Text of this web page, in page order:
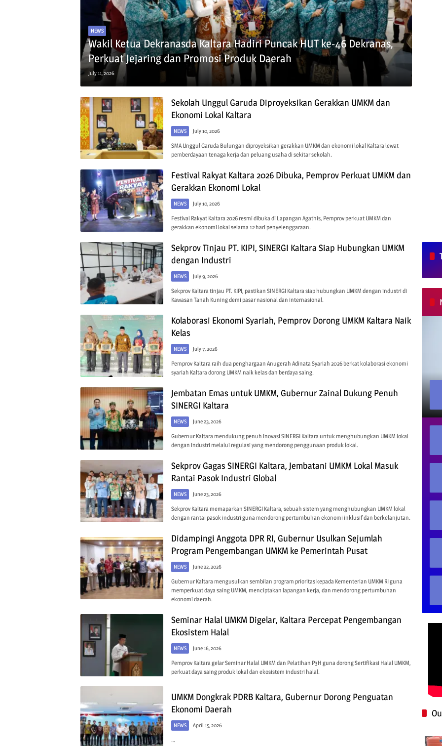
NEWS
Wakil Ketua Dekranasda Kaltara Hadiri Puncak HUT ke-46 Dekranas,
Perkuat Jejaring dan Promosi Produk Daerah
July 11, 2026
Sekolah Unggul Garuda Diproyeksikan Gerakkan UMKM dan
Ekonomi Lokal Kaltara
NEWS July 10, 2026
SMA Unggul Garuda Bulungan diproyeksikan gerakkan UMKM dan ekonomi lokal Kaltara lewat
pemberdayaan tenaga kerja dan peluang usaha di sekitar sekolah.
Festival Rakyat Kaltara 2026 Dibuka, Pemprov Perkuat UMKM dan
Gerakkan Ekonomi Lokal
NEWS July 10, 2026
Festival Rakyat Kaltara 2026 resmi dibuka di Lapangan Agathis, Pemprov perkuat UMKM dan
gerakkan ekonomi lokal selama 12 hari penyelenggaraan.
Sekprov Tinjau PT. KIPI, SINERGI Kaltara Siap Hubungkan UMKM
dengan Industri
NEWS July 9, 2026
Sekprov Kaltara tinjau PT. KIPI, pastikan SINERGI Kaltara siap hubungkan UMKM dengan industri di
Kawasan Tanah Kuning demi pasar nasional dan internasional.
Kolaborasi Ekonomi Syariah, Pemprov Dorong UMKM Kaltara Naik
Kelas
NEWS July 7, 2026
Pemprov Kaltara raih dua penghargaan Anugerah Adinata Syariah 2026 berkat kolaborasi ekonomi
syariah Kaltara dorong UMKM naik kelas dan berdaya saing.
Jembatan Emas untuk UMKM, Gubernur Zainal Dukung Penuh
SINERGI Kaltara
NEWS June 23, 2026
Gubernur Kaltara mendukung penuh inovasi SINERGI Kaltara untuk menghubungkan UMKM lokal
dengan industri melalui regulasi yang mendorong penggunaan produk lokal.
Sekprov Gagas SINERGI Kaltara, Jembatani UMKM Lokal Masuk
Rantai Pasok Industri Global
NEWS June 23, 2026
Sekprov Kaltara memaparkan SINERGI Kaltara, sebuah sistem yang menghubungkan UMKM lokal
dengan rantai pasok industri guna mendorong pertumbuhan ekonomi inklusif dan berkelanjutan.
Didampingi Anggota DPR RI, Gubernur Usulkan Sejumlah
Program Pengembangan UMKM ke Pemerintah Pusat
NEWS June 22, 2026
Gubernur Kaltara mengusulkan sembilan program prioritas kepada Kementerian UMKM RI guna
memperkuat daya saing UMKM, menciptakan lapangan kerja, dan mendorong pertumbuhan
ekonomi daerah.
Seminar Halal UMKM Digelar, Kaltara Percepat Pengembangan
Ekosistem Halal
NEWS June 16, 2026
Pemprov Kaltara gelar Seminar Halal UMKM dan Pelatihan P3H guna dorong Sertifikasi Halal UMKM,
perkuat daya saing produk lokal dan ekosistem industri halal.
UMKM Dongkrak PDRB Kaltara, Gubernur Dorong Penguatan
Ekonomi Daerah
NEWS April 15, 2026
…